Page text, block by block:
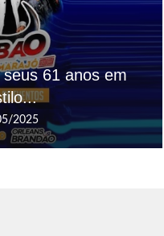
61 anos em
2025